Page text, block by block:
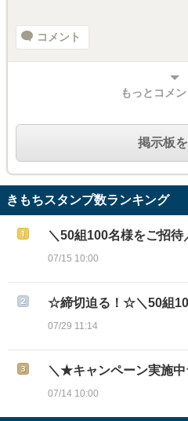
コメント
もっとコメ
掲示板
きもちスタンプ数ランキング
＼50組100名様をご招
07/15 10:00
☆締切迫る！☆＼50組
07/29 11:14
＼★キャンペーン実施
07/14 10:00